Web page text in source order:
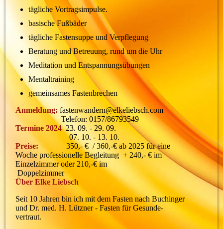
tägliche Vortragsimpulse.
basische Fußbäder
tägliche Fastensuppe und Verpflegung
Beratung und Betreuung, rund um die Uhr
Meditation und Entspannungsübungen
Mentaltraining
gemeinsames Fastenbrechen
Anmeldung: fastenwandern@elkeliebsch.com
Telefon: 0157/86793549
Termine 202423. 09. - 29. 09.
07. 10. - 13. 10.
Preise:350,- € / 360,-€ ab 2025 für eine
Woche professionelle Begleitung+ 240,- € im
Einzelzimmer oder 210,-€ im
Doppelzimmer
Über Elke Liebsch
Seit 10 Jahren bin ich mit dem Fasten nach Buchinger
und Dr. med. H. Lützner - Fasten für Gesunde-
vertraut.